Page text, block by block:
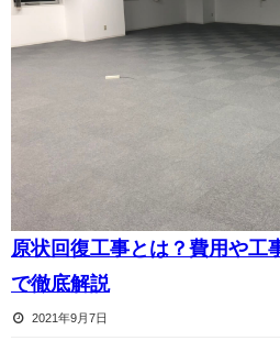
原状回復工事とは？費用や工
で徹底解説
2021年9月7日